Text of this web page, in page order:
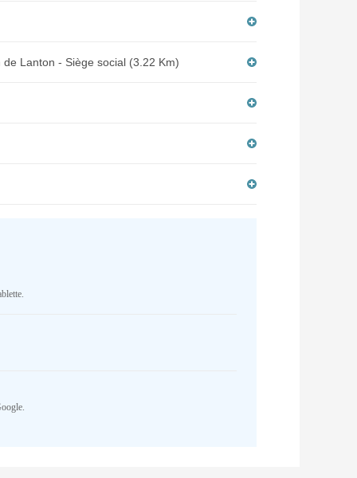
Lanton - Siège social (3.22 Km)